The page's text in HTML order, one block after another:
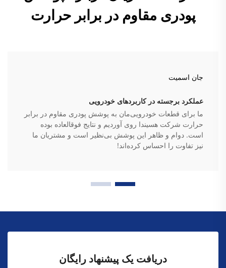
پودری مقاوم در برابر حرارت
جان اسمیت
عملکرد برجسته در کاربردهای خودرویی
ما برای قطعات خودرویی‌مان به پوشش پودری مقاوم در برابر
حرارت شرکت هسیندا روی آوردیم و نتایج فوقالعاده بوده
است. دوام و ظاهر این پوشش بی‌نظیر است و مشتریان ما
نیز تفاوت را احساس کرده‌اند!
دریافت یک پیشنهاد رایگان